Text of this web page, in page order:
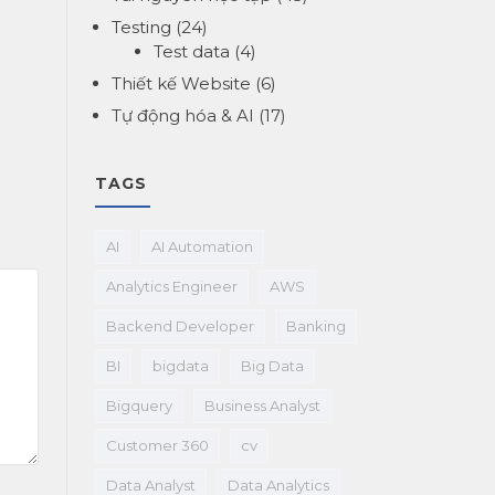
Testing (24)
Test data (4)
Thiết kế Website (6)
Tự động hóa & AI (17)
TAGS
AI AI Automation
Analytics Engineer AWS
Backend Developer Banking
BI bigdata Big Data
Bigquery Business Analyst
Customer 360 cv
Data Analyst Data Analytics